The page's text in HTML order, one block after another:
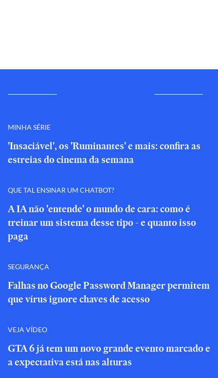
MINHA SÉRIE
'Insaciável', os 'Ruminantes' e mais: confira as
estreias do cinema da semana
QUE TAL ENSINAR UM CHATBOT?
A IA não 'entende' o mundo de cara: como é
treinar um sistema desse tipo - e quanto isso
paga
SEGURANÇA
Falhas no Google Password Manager permitem
que vírus ignore chaves de acesso
VEJA VÍDEO
GTA 6 já tem um novo grande evento marcado e
a expectativa está nas alturas